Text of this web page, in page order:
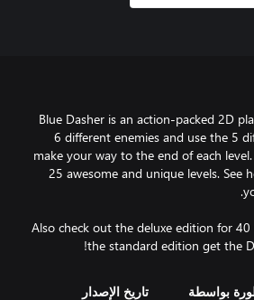
Blue Dasher is an action-packed 2D
6 different enemies and use the 5
make your way to the end of each
25 awesome and unique levels. See
Also check out the deluxe edition for
the standard edition get the
بواسطة تاريخ الإصدار